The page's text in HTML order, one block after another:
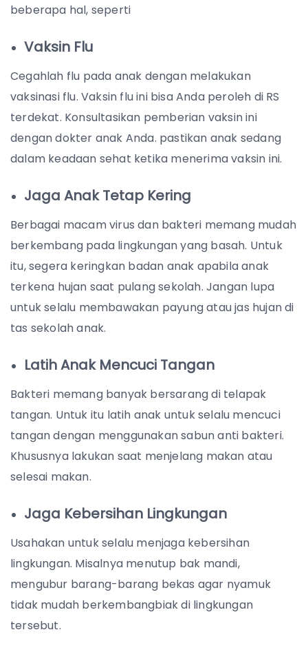
beberapa hal, seperti
Vaksin Flu
Cegahlah flu pada anak dengan melakukan
vaksinasi flu. Vaksin flu ini bisa Anda peroleh di RS
terdekat. Konsultasikan pemberian vaksin ini
dengan dokter anak Anda. pastikan anak sedang
dalam keadaan sehat ketika menerima vaksin ini.
Jaga Anak Tetap Kering
Berbagai macam virus dan bakteri memang mudah
berkembang pada lingkungan yang basah. Untuk
itu, segera keringkan badan anak apabila anak
terkena hujan saat pulang sekolah. Jangan lupa
untuk selalu membawakan payung atau jas hujan di
tas sekolah anak.
Latih Anak Mencuci Tangan
Bakteri memang banyak bersarang di telapak
tangan. Untuk itu latih anak untuk selalu mencuci
tangan dengan menggunakan sabun anti bakteri.
Khususnya lakukan saat menjelang makan atau
selesai makan.
Jaga Kebersihan Lingkungan
Usahakan untuk selalu menjaga kebersihan
lingkungan. Misalnya menutup bak mandi,
mengubur barang-barang bekas agar nyamuk
tidak mudah berkembangbiak di lingkungan
tersebut.